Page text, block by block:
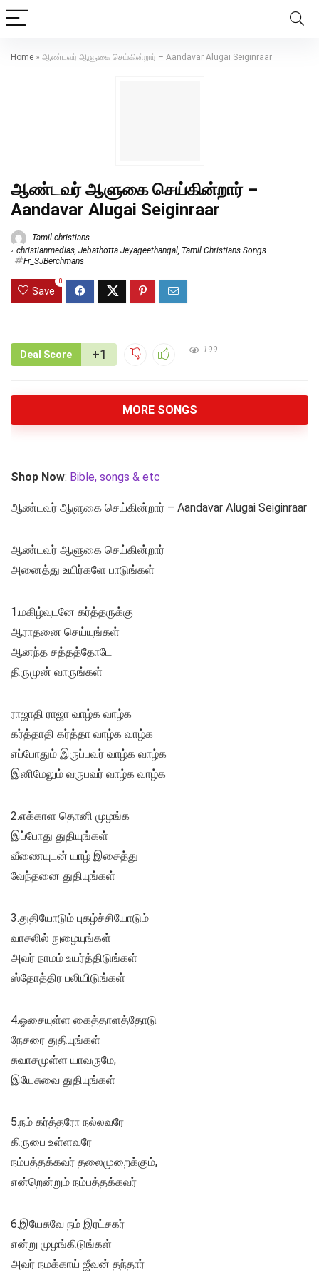
Home » ஆண்டவர் ஆளுகை செய்கின்றார் – Aandavar Alugai Seiginraar
ஆண்டவர் ஆளுகை செய்கின்றார் –
Aandavar Alugai Seiginraar
Tamil christians
christianmedias, Jebathotta Jeyageethangal, Tamil Christians Songs
Fr_SJBerchmans
Save
0
Deal Score +1 199
MORE SONGS
Shop Now: Bible, songs & etc
ஆண்டவர் ஆளுகை செய்கின்றார் – Aandavar Alugai Seiginraar
ஆண்டவர் ஆளுகை செய்கின்றார்
அனைத்து உயிர்களே பாடுங்கள்
1.மகிழ்வுடனே கர்த்தருக்கு
ஆராதனை செய்யுங்கள்
ஆனந்த சத்தத்தோடே
திருமுன் வாருங்கள்
ராஜாதி ராஜா வாழ்க வாழ்க
கர்த்தாதி கர்த்தா வாழ்க வாழ்க
எப்போதும் இருப்பவர் வாழ்க வாழ்க
இனிமேலும் வருபவர் வாழ்க வாழ்க
2.எக்காள தொனி முழங்க
இப்போது துதியுங்கள்
வீணையுடன் யாழ் இசைத்து
வேந்தனை துதியுங்கள்
3.துதியோடும் புகழ்ச்சியோடும்
வாசலில் நுழையுங்கள்
அவர் நாமம் உயர்த்திடுங்கள்
ஸ்தோத்திர பலியிடுங்கள்
4.ஓசையுள்ள கைத்தாளத்தோடு
நேசரை துதியுங்கள்
சுவாசமுள்ள யாவருமே,
இயேசுவை துதியுங்கள்
5.நம் கர்த்தரோ நல்லவரே
கிருபை உள்ளவரே
நம்பத்தக்கவர் தலைமுறைக்கும்,
என்றென்றும் நம்பத்தக்கவர்
6.இயேசுவே நம் இரட்சகர்
என்று முழங்கிடுங்கள்
அவர் நமக்காய் ஜீவன் தந்தார்